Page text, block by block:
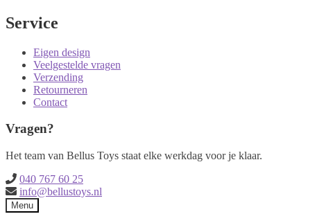
Service
Eigen design
Veelgestelde vragen
Verzending
Retourneren
Contact
Vragen?
Het team van Bellus Toys staat elke werkdag voor je klaar.
040 767 60 25
info@bellustoys.nl
Menu